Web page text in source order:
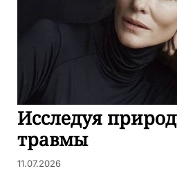
Исследуя
травмы
11.07.2026